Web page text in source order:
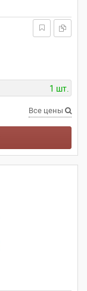
1 шт.
Все цены